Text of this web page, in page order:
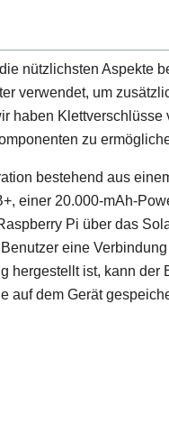
nützlichsten Aspekte
verwendet, um
haben Klettverschlüsse
zu
bestehend aus
einer 20.000-mAh-
Pi über das
eine
hergestellt ist, kann der
auf dem Gerät